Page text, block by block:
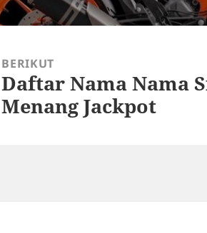
BERIKUT
Pos
berikutnya:
Daftar Nama Nama
Menang Jackpot